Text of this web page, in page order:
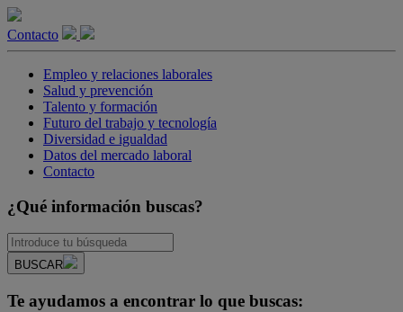
Contacto
Empleo y relaciones laborales
Salud y prevención
Talento y formación
Futuro del trabajo y tecnología
Diversidad e igualdad
Datos del mercado laboral
Contacto
¿Qué información buscas?
BUSCAR
Te ayudamos a encontrar lo que buscas: